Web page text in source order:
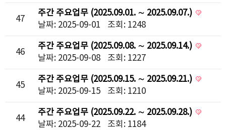
47
주간 주요업무 (2025.09.01. ∼ 2025.09.07.)
날짜: 2025-09-01
조회: 1248
46
주간 주요업무 (2025.09.08. ∼ 2025.09.14.)
날짜: 2025-09-08
조회: 1227
45
주간 주요업무 (2025.09.15. ∼ 2025.09.21.)
날짜: 2025-09-15
조회: 1210
44
주간 주요업무 (2025.09.22. ∼ 2025.09.28.)
날짜: 2025-09-22
조회: 1184